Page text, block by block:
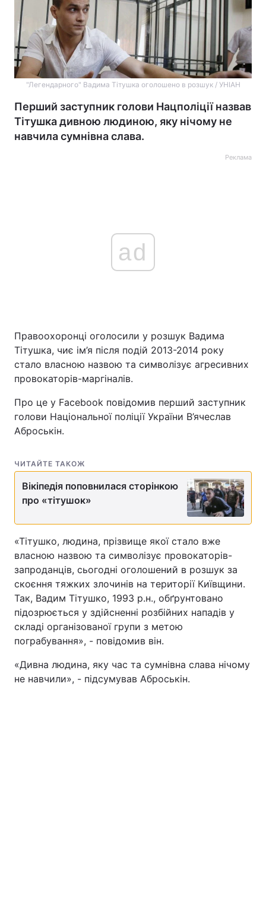
"Легендарного" Вадима Тітушка оголошено в розшук / УНІАН
Перший заступник голови Нацполіції назвав
Тітушка дивною людиною, яку нічому не
навчила сумнівна слава.
Реклама
ad
Правоохоронці оголосили у розшук Вадима
Тітушка, чиє ім’я після подій 2013-2014 року
стало власною назвою та символізує агресивних
провокаторів-маргіналів.
Про це у Facebook повідомив перший заступник
голови Національної поліції України В’ячеслав
Аброськін.
ЧИТАЙТЕ ТАКОЖ
Вікіпедія поповнилася сторінкою
про «тітушок»
«Тітушко, людина, прізвище якої стало вже
власною назвою та символізує провокаторів-
запроданців, сьогодні оголошений в розшук за
скоєння тяжких злочинів на території Київщини.
Так, Вадим Тітушко, 1993 р.н., обґрунтовано
підозрюється у здійсненні розбійних нападів у
складі організованої групи з метою
пограбування», - повідомив він.
«Дивна людина, яку час та сумнівна слава нічому
не навчили», - підсумував Аброськін.